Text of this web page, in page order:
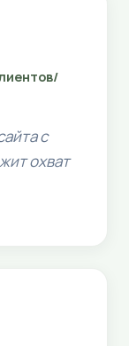
с
охват